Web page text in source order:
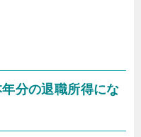
分の退職所得にな